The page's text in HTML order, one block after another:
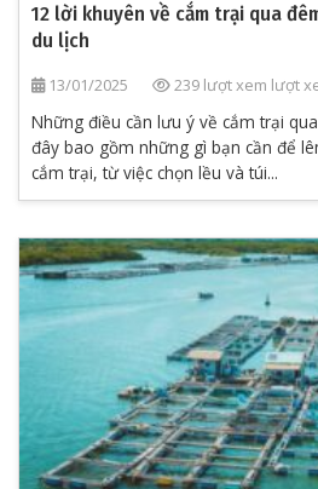
12 lời khuyên về cắm trại qua
du lịch
13/01/2025 239 lượt xem lượt
Những điều cần lưu ý về cắm trại
đây bao gồm những gì bạn cần để
cắm trại, từ việc chọn lều và túi...